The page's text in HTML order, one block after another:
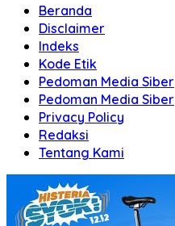
Beranda
Disclaimer
Indeks
Kode Etik
Pedoman Media Siber
Pedoman Media Siber
Privacy Policy
Redaksi
Tentang Kami